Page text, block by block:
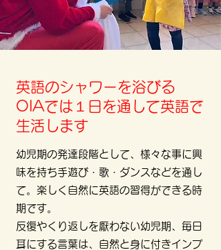
英語のシャワーを浴びる
OIAでは１日を通して英語で
生活します
幼児期の発達段階として、様々な事に興
味を持ち手遊び・歌・ダンスなどを通し
て。楽しく自然に英語の習得ができる時
期です。
反復やくり返しを厭わない幼児期、毎日
耳にする言葉は、自然と身に付きインプ